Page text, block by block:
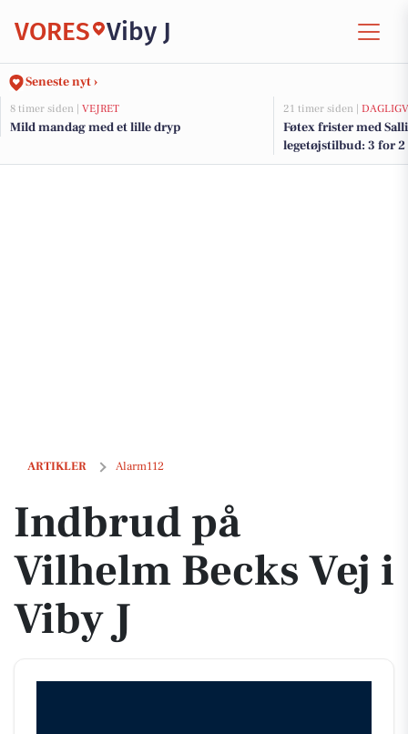
VORES Viby J
Seneste nyt ›
8 timer siden | VEJRET
Mild mandag med et lille dryp
21 timer siden |
Føtex frister med
legetøjstilbud: 3 for 2
ARTIKLER Alarm112
Indbrud på Vilhelm Becks Vej i Viby J
Indbrud på
Vilhelm Becks Vej i
Viby J